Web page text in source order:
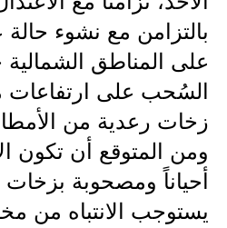
بالتزامن مع نشوء
على المناطق الشمالية
السُحب على ارتفاعات
زخات رعدية من
ومن المتوقع أن تكون
أحياناً ومصحوبة
يستوجب الانتباه من